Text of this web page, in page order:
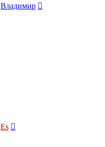
Владимир
Es